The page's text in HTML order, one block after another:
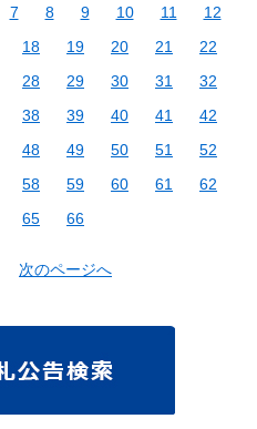
7 8 9 10 11
12
18 19 20 21
22
28 29 30 31
32
38 39 40 41
42
48 49 50 51
52
58 59 60 61
62
65 66
次のページへ